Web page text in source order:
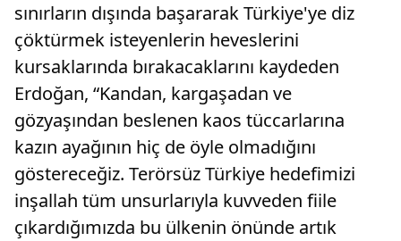
sınırların dışında başararak Türkiye'ye diz
çöktürmek isteyenlerin heveslerini
kursaklarında bırakacaklarını kaydeden
Erdoğan, “Kandan, kargaşadan ve
gözyaşından beslenen kaos tüccarlarına
kazın ayağının hiç de öyle olmadığını
göstereceğiz. Terörsüz Türkiye hedefimizi
inşallah tüm unsurlarıyla kuvveden fiile
çıkardığımızda bu ülkenin önünde artık